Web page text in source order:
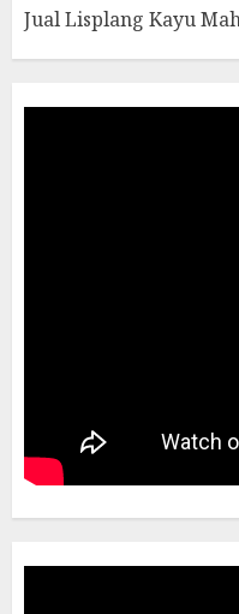
Jual Lisplang Kayu